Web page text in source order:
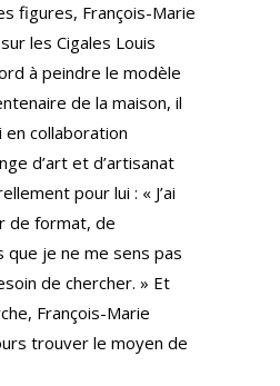
figures, François-Marie
les Cigales Louis
à peindre le modèle
de la maison, il
en collaboration
d’art et d’artisanat
pour lui : « J’ai
de format, de
que je ne me sens pas
de chercher. » Et
François-Marie
trouver le moyen de